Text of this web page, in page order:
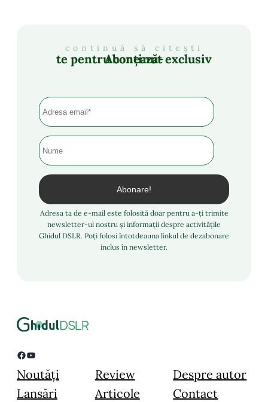
continuă să citești
Abonează-te pentru conținut exclusiv
Adresa ta de e-mail este folosită doar pentru a-ți trimite
newsletter-ul nostru și informații despre activitățile
Ghidul DSLR. Poți folosi întotdeauna linkul de dezabonare
inclus în newsletter.
Facebook YouTube
Noutăți
Lansări
Review
Articole
Despre autor
Contact